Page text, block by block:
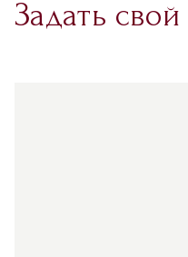
Задать